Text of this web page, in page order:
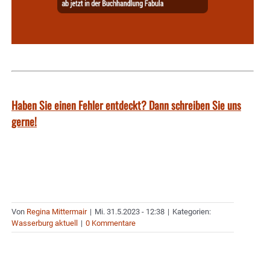
Haben Sie einen Fehler entdeckt? Dann schreiben Sie uns
gerne!
Von Regina Mittermair | Mi. 31.5.2023 - 12:38 | Kategorien:
Wasserburg aktuell
| 0 Kommentare